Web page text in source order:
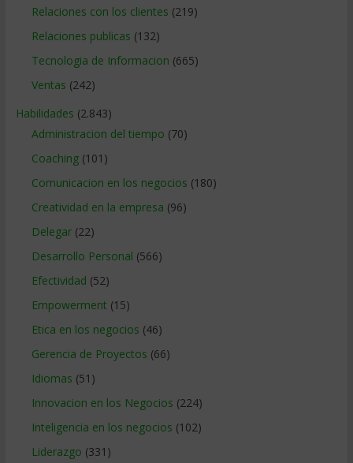
Relaciones con los clientes (219)
Relaciones publicas (132)
Tecnologia de Informacion (665)
Ventas (242)
Habilidades (2.843)
Administracion del tiempo (70)
Coaching(101)
Comunicacion en los negocios (180)
Creatividad en la empresa (96)
Delegar(22)
Desarrollo Personal (566)
Efectividad (52)
Empowerment (15)
Etica en los negocios (46)
Gerencia de Proyectos (66)
Idiomas (51)
Innovacion en los Negocios (224)
Inteligencia en los negocios (102)
Liderazgo (331)